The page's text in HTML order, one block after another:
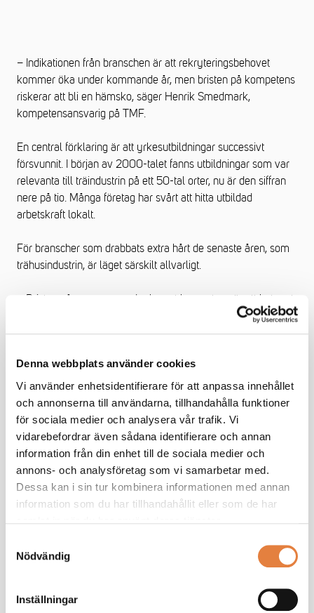
Denna webbplats använder cookies
Vi använder enhetsidentifierare för att anpassa innehållet
och annonserna till användarna, tillhandahålla funktioner
för sociala medier och analysera vår trafik. Vi
vidarebefordrar även sådana identifierare och annan
information från din enhet till de sociala medier och
annons- och analysföretag som vi samarbetar med.
Dessa kan i sin tur kombinera informationen med annan
information som du har tillhandahållit eller som de har
Nödvändig
Inställningar
– Indikationen från branschen är att rekryteringsbehovet
kommer öka under kommande år, men bristen på kompetens
riskerar att bli en hämsko, säger Henrik Smedmark,
kompetensansvarig på TMF.
En central förklaring är att yrkesutbildningar successivt
försvunnit. I början av 2000-talet fanns utbildningar som var
relevanta till träindustrin på ett 50-tal orter, nu är den siffran
nere på tio. Många företag har svårt att hitta utbildad
arbetskraft lokalt.
För branscher som drabbats extra hårt de senaste åren, som
trähusindustrin, är läget särskilt allvarligt.
– Bristen på personer med relevant kompetens är ett hot mot
framtida konkurrenskraft, säger Henrik Smedmark.
fungerar är återkommande i Svenskt Näringslivs
rekryteringsenkät. Två av tre företag uppger att de har svårt
att rekrytera, och sju av tio pekar på bristen på rätt
yrkeserfarenhet som den främsta orsaken.
För TMF:s medlemsföretag har konsekvensen blivit att man i
högre grad utbildar internt, och därmed tar de kostnader som
det medför.
att de ersätts för delar av kostnaderna som detta för med sig,